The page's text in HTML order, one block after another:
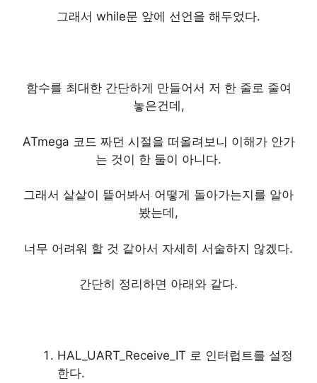
그래서 while문 앞에 선언을 해두었다.
함수를 최대한 간단하게 만들어서 저 한 줄로 줄여
놓은건데,
ATmega 코드 짜던 시절을 떠올려보니 이해가 안가
는 것이 한 둘이 아니다.
그래서 샅샅이 띁어봐서 어떻게 돌아가는지를 알아
봤는데,
너무 어려워 할 것 같아서 자세히 서술하지 않겠다.
간단히 정리하면 아래와 같다.
HAL_UART_Receive_IT 로 인터럽트를 설정
한다.